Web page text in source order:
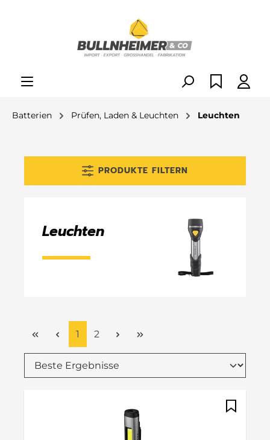
Batterien Prüfen, Laden & Leuchten Leuchten
PRODUKTE FILTERN
Leuchten
Seite
1 Seite
2